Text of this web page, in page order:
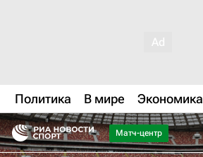
Политика В мире Экономика
Матч-центр